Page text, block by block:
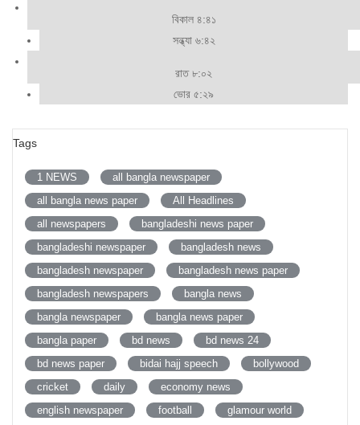
বিকাল ৪:৪১
সন্ধ্যা ৬:৪২
রাত ৮:০২
ভোর ৫:২৯
Tags
1 NEWS
all bangla newspaper
all bangla news paper
All Headlines
all newspapers
bangladeshi news paper
bangladeshi newspaper
bangladesh news
bangladesh newspaper
bangladesh news paper
bangladesh newspapers
bangla news
bangla newspaper
bangla news paper
bangla paper
bd news
bd news 24
bd news paper
bidai hajj speech
bollywood
cricket
daily
economy news
english newspaper
football
glamour world